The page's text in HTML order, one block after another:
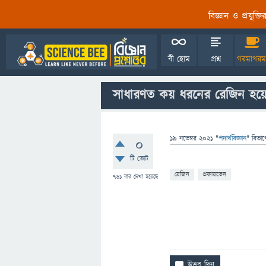
বিজ্ঞান ও
বী হোম প্রশ্ন
সাধারণত কয় ধরনের রেজিন
0
টি ভোট
761 বার দেখা হয়েছে
19 নভেম্বর 2021 "পদার্থবিজ্ঞান"
রেজিন প্রকারভেদ